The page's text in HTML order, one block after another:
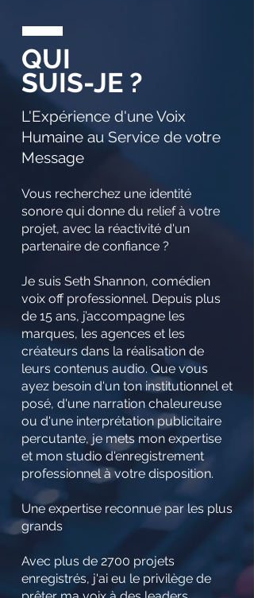
QUI
SUIS-JE ?
L'Expérience d'une Voix
Humaine au Service de votre
Message
Vous recherchez une identité
sonore qui donne du relief à votre
projet, avec la réactivité d'un
partenaire de confiance ?
Je suis Seth Shannon, comédien
voix off professionnel. Depuis plus
de 15 ans, j’accompagne les
marques, les agences et les
créateurs dans la réalisation de
leurs contenus audio. Que vous
ayez besoin d'un ton institutionnel et
posé, d'une narration chaleureuse
ou d'une interprétation publicitaire
percutante, je mets mon expertise
et mon studio d'enregistrement
professionnel à votre disposition.
Une expertise reconnue par les plus
grands
Avec plus de 2700 projets
enregistrés, j'ai eu le privilège de